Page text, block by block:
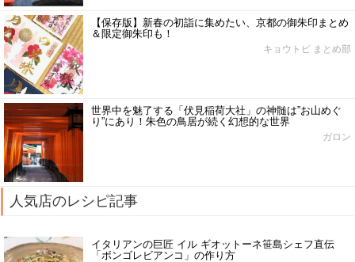
【保存版】新春の初詣に集めたい、京都の御朱印まとめ
＆限定御朱印も！
キョウトピ まとめ部
世界中を魅了する「伏見稲荷大社」の神髄は”お山めぐ
り”にあり！朱色の鳥居が続く幻想的な世界
ガロン
人気店のレシピ記事
イタリアンの巨匠 イル ギオットーネ笹島シェフ直伝
「ボンゴレビアンコ」の作り方